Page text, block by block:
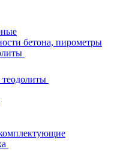
бетона, пирометры